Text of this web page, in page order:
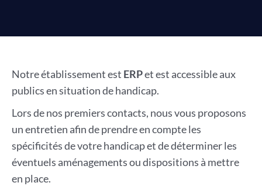
Notre établissement est ERPet est accessible aux
publics en situation de handicap.
Lors de nos premiers contacts, nous vous proposons
un entretien afin de prendre en compte les
spécificités de votre handicap et de déterminer les
éventuels aménagements ou dispositions à mettre
en place.